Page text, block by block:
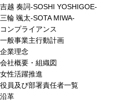
吉越 奏詞-SOSHI YOSHIGOE-
三輪 颯太-SOTA MIWA-
コンプライアンス
一般事業主行動計画
企業理念
会社概要・組織図
女性活躍推進
役員及び部署責任者一覧
沿革